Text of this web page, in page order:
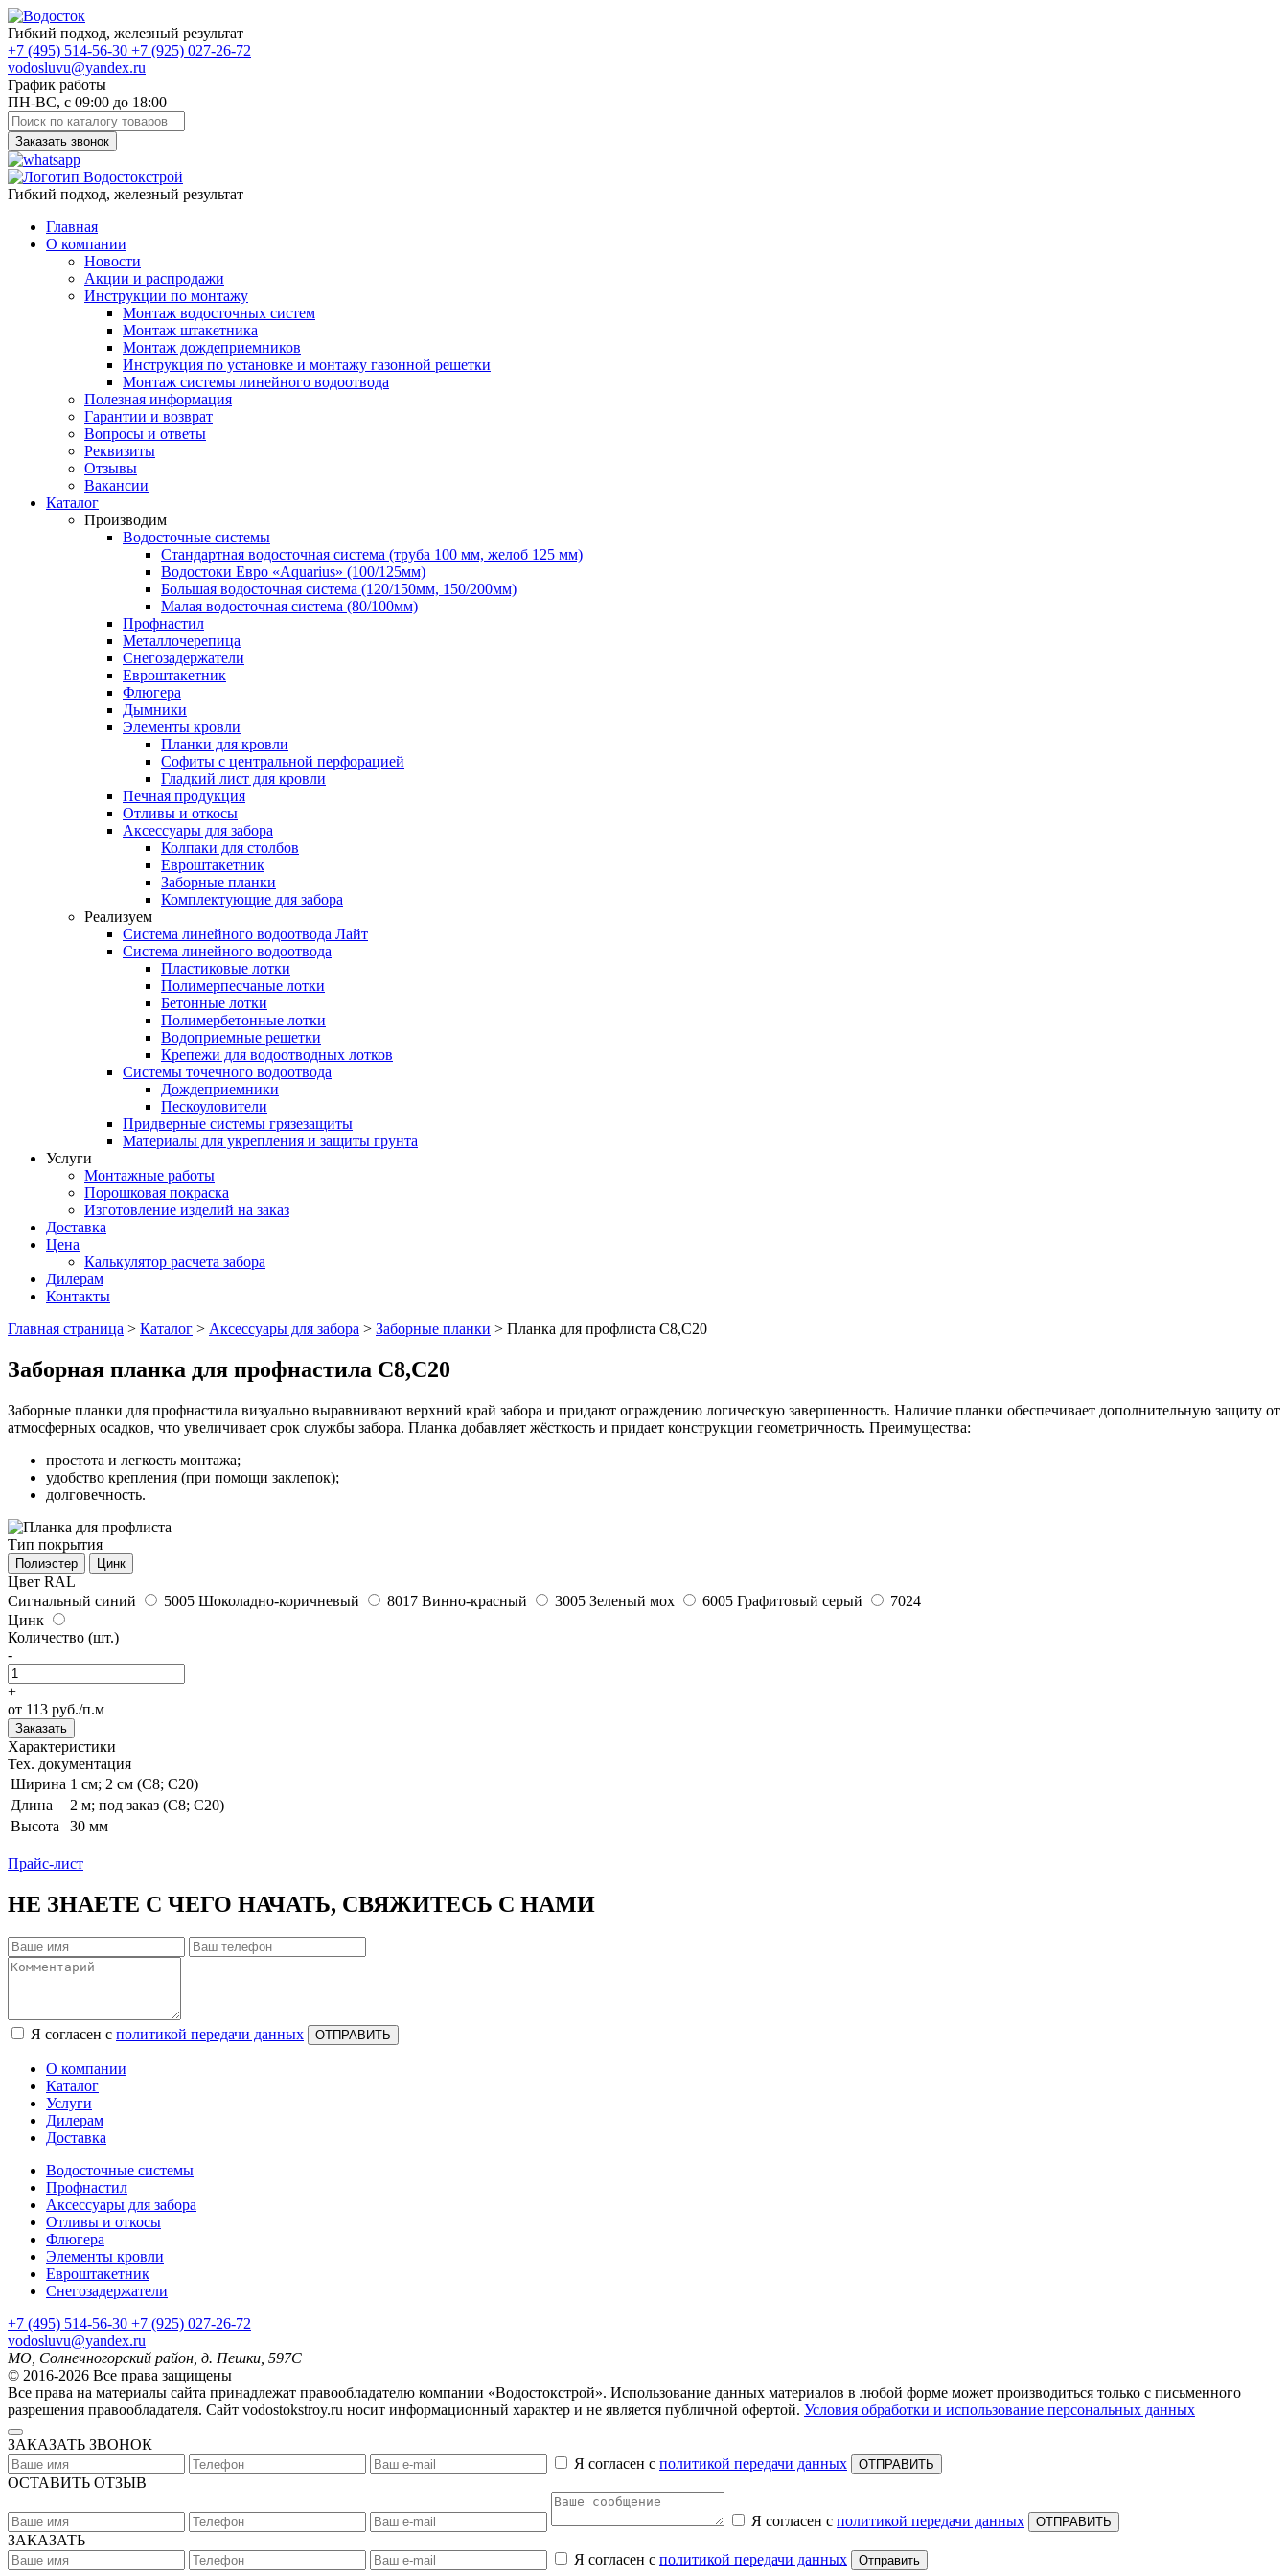
Гибкий подход, железный результат
+7 (495) 514-56-30 +7 (925) 027-26-72
vodosluvu@yandex.ru
График работы
ПН-ВС, с 09:00 до 18:00
Заказать звонок
Гибкий подход, железный результат
Главная
О компании
Новости
Акции и распродажи
Инструкции по монтажу
Монтаж водосточных систем
Монтаж штакетника
Монтаж дождеприемников
Инструкция по установке и монтажу газонной решетки
Монтаж системы линейного водоотвода
Полезная информация
Гарантии и возврат
Вопросы и ответы
Реквизиты
Отзывы
Вакансии
Каталог
Производим
Водосточные системы
Стандартная водосточная система (труба 100 мм, желоб 125 мм)
Водостоки Евро «Aquarius» (100/125мм)
Большая водосточная система (120/150мм, 150/200мм)
Малая водосточная система (80/100мм)
Профнастил
Металлочерепица
Снегозадержатели
Евроштакетник
Флюгера
Дымники
Элементы кровли
Планки для кровли
Софиты с центральной перфорацией
Гладкий лист для кровли
Печная продукция
Отливы и откосы
Аксессуары для забора
Колпаки для столбов
Евроштакетник
Заборные планки
Комплектующие для забора
Реализуем
Система линейного водоотвода Лайт
Система линейного водоотвода
Пластиковые лотки
Полимерпесчаные лотки
Бетонные лотки
Полимербетонные лотки
Водоприемные решетки
Крепежи для водоотводных лотков
Системы точечного водоотвода
Дождеприемники
Пескоуловители
Придверные системы грязезащиты
Материалы для укрепления и защиты грунта
Услуги
Монтажные работы
Порошковая покраска
Изготовление изделий на заказ
Доставка
Цена
Калькулятор расчета забора
Дилерам
Контакты
Главная страница > Каталог > Аксессуары для забора > Заборные планки > Планка для профлиста С8,С20
Заборная планка для профнастила С8,С20
Заборные планки для профнастила визуально выравнивают верхний край забора и придают ограждению логическую завершенность. Наличие планки обеспечивает дополнительную защиту от
атмосферных осадков, что увеличивает срок службы забора. Планка добавляет жёсткость и придает конструкции геометричность. Преимущества:
простота и легкость монтажа;
удобство крепления (при помощи заклепок);
долговечность.
Тип покрытия
Полиэстер Цинк
Цвет RAL
Сигнальный синий
5005 Шоколадно-коричневый 8017 Винно-красный 3005 Зеленый мох 6005 Графитовый серый
7024
Цинк
Количество (шт.)
-
+
от 113 руб./п.м
Заказать
Характеристики
Тех. документация
Ширина 1 см; 2 см (С8; С20)
Длина
2 м; под заказ (С8; С20)
Высота
30 мм
Прайс-лист
НЕ ЗНАЕТЕ С ЧЕГО НАЧАТЬ, СВЯЖИТЕСЬ С НАМИ
Я согласен с политикой передачи данных ОТПРАВИТЬ
О компании
Каталог
Услуги
Дилерам
Доставка
Водосточные системы
Профнастил
Аксессуары для забора
Отливы и откосы
Флюгера
Элементы кровли
Евроштакетник
Снегозадержатели
+7 (495) 514-56-30 +7 (925) 027-26-72
vodosluvu@yandex.ru
МО, Солнечногорский район, д. Пешки, 597С
© 2016-2026 Все права защищены
Все права на материалы сайта принадлежат правообладателю компании «Водостокстрой». Использование данных материалов в любой форме может производиться только с письменного
разрешения правообладателя. Сайт vodostokstroy.ru носит информационный характер и не является публичной офертой. Условия обработки и использование персональных данных
ЗАКАЗАТЬ ЗВОНОК
Я согласен с политикой передачи данных ОТПРАВИТЬ
ОСТАВИТЬ ОТЗЫВ
Я согласен с политикой передачи данных ОТПРАВИТЬ
ЗАКАЗАТЬ
Я согласен с политикой передачи данных Отправить